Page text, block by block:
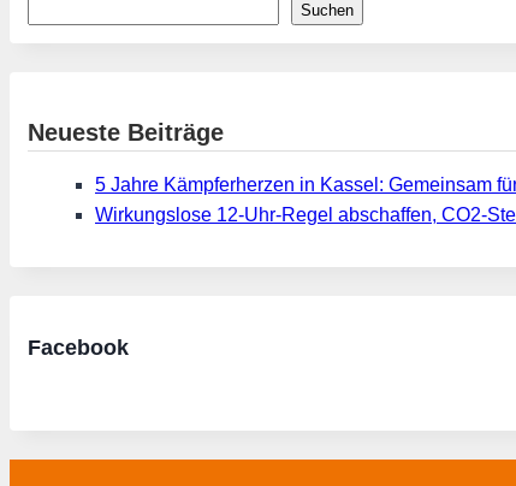
Suchen
Neueste Beiträge
5 Jahre Kämpferherzen in Kassel: Gemeinsam
Wirkungslose 12-Uhr-Regel abschaffen, CO2-
Facebook